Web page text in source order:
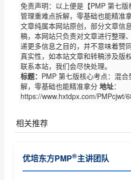
免责声明：以上便是【PMP 第七
管理重难点拆解，零基础也能精准
文章纯属本网站原创，部分文章信
稿，本网站只负责对文章进行整理
递更多信息之目的，并不意味着赞
真实性，如本站文章和转稿涉及版
联系本站，我们会尽快处理。
标题： PMP 第七版核心考点：混
解，零基础也能精准拿分 地址：
https://www.hxtdpx.com/PMPcjwt/
相关推荐
PMP认证基本常识了解
优培东方PMP®主讲团队